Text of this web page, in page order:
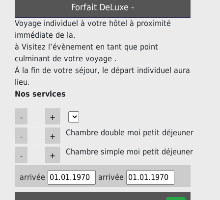
Forfait DeLuxe -
Voyage individuel à votre hôtel à proximité
immédiate de la.
à Visitez l’évènement en tant que point
culminant de votre voyage .
À la fin de votre séjour, le départ individuel aura
lieu.
Nos services
Chambre double moi petit déjeuner
Chambre simple moi petit déjeuner
arrivée arrivée